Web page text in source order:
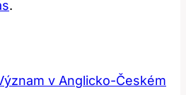
.
v Anglicko-Českém